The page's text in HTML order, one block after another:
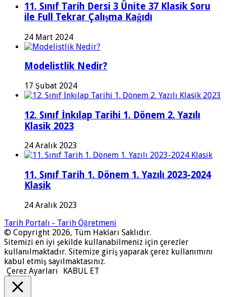
11. Sınıf Tarih Dersi 3 Ünite 37 Klasik Soru
ile Full Tekrar Çalışma Kağıdı
24 Mart 2024
Modelistlik Nedir?
17 Şubat 2024
12. Sınıf İnkılap Tarihi 1. Dönem 2. Yazılı
Klasik 2023
24 Aralık 2023
11. Sınıf Tarih 1. Dönem 1. Yazılı 2023-2024
Klasik
24 Aralık 2023
Tarih Portalı - Tarih Öğretmeni
© Copyright 2026, Tüm Hakları Saklıdır.
Sitemizi en iyi şekilde kullanabilmeniz için çerezler
kullanılmaktadır. Sitemize giriş yaparak çerez kullanımını
kabul etmiş sayılmaktasınız.
Çerez Ayarları
KABUL ET